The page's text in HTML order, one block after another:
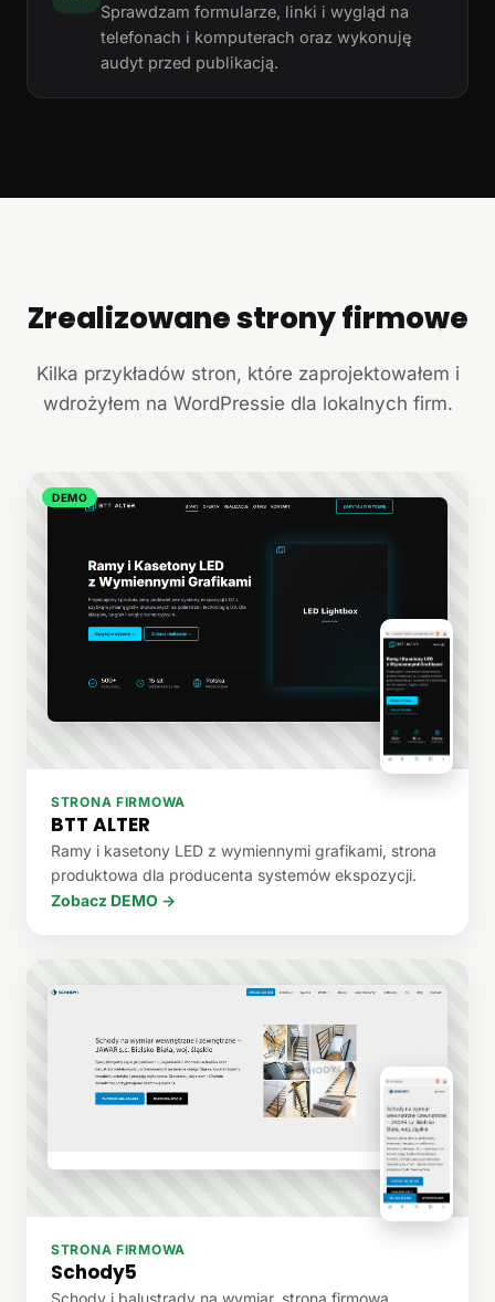
Sprawdzam formularze, linki i wygląd na
telefonach i komputerach oraz wykonuję
audyt przed publikacją.
+
Zrealizowane strony firmowe
Kilka przykładów stron, które zaprojektowałem i
wdrożyłem na WordPressie dla lokalnych firm.
DEMO
STRONA FIRMOWA
BTT ALTER
Ramy i kasetony LED z wymiennymi grafikami, strona
produktowa dla producenta systemów ekspozycji.
Zobacz DEMO →
STRONA FIRMOWA
Schody5